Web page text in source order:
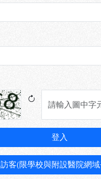
登入
訪客(限學校與附設醫院網